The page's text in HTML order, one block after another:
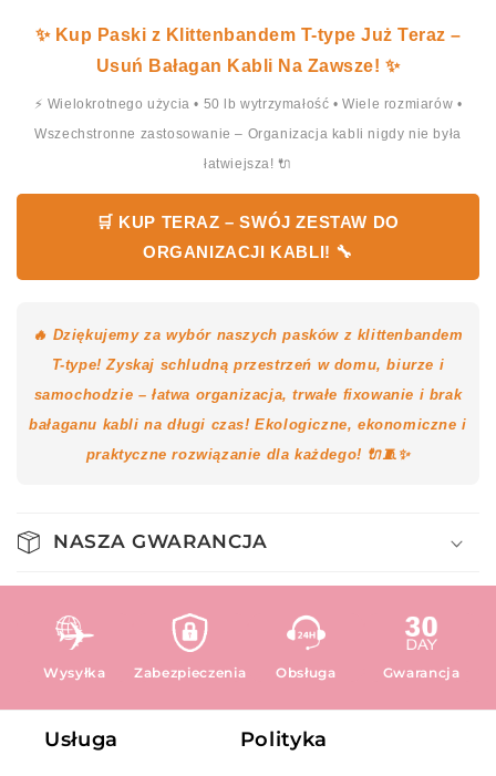
✨ Kup Paski z Klittenbandem T-type Już Teraz –
Usuń Bałagan Kabli Na Zawsze! ✨
⚡ Wielokrotnego użycia • 50 lb wytrzymałość • Wiele rozmiarów •
Wszechstronne zastosowanie – Organizacja kabli nigdy nie była
łatwiejsza! 🔌
🛒 KUP TERAZ – SWÓJ ZESTAW DO
ORGANIZACJI KABLI! 🔧
🔥 Dziękujemy za wybór naszych pasków z klittenbandem
T-type! Zyskaj schludną przestrzeń w domu, biurze i
samochodzie – łatwa organizacja, trwałe fixowanie i brak
bałaganu kabli na długi czas! Ekologiczne, ekonomiczne i
praktyczne rozwiązanie dla każdego! 🔌🧵✨
NASZA GWARANCJA
Wysyłka Zabezpieczenia Obsługa Gwarancja
Usługa Polityka